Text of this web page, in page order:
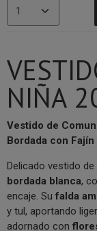
NIÑA
Vestido de
Bordada con
Delicado vestido
bordada blanca,
encaje. Su falda
y tul, aportando
adornado con